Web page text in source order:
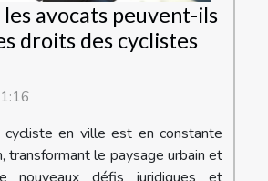
avocats peuvent-ils
droits des cyclistes
cycliste en ville est en constante
transformant le paysage urbain et